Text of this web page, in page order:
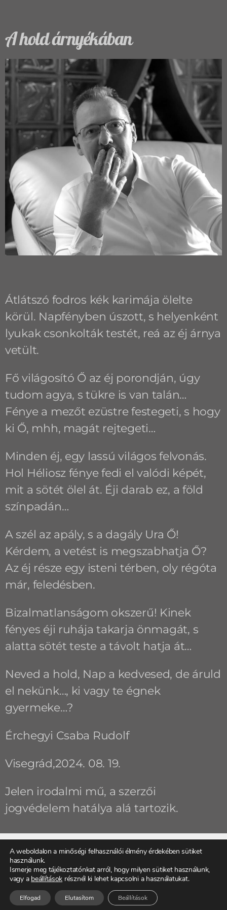
A hold árnyékában
Átlátszó fodros kék karimája ölelte
körül. Napfényben úszott, s helyenként
lyukak csonkolták testét, reá az éj árnya
vetült.
Fő világosító Ő az éj porondján, úgy
tudom agya, s tükre is van talán…
Fénye a mezőt ezüstre festegeti, s hogy
ki Ő, mhh, magát rejtegeti…
Minden éj, egy lassú világos felvonás.
Hol Héliosz fénye fedi el valódi képét,
mit a sötét ölel át. Éji darab ez, a föld
színpadán…
A szél az apály, s a dagály Ura Ő!
Kérdem, a vetést is megszabhatja Ő?
Az éj része egy isteni térben, oly régóta
már, feledésben.
Bizalmatlanságom okszerű! Kinek
fényes éji ruhája takarja önmagát, s
alatta sötét teste a távolt hatja át…
Neved a hold, Nap a kedvesed, de áruld
el nekünk…, ki vagy te égnek
gyermeke…?
Érchegyi Csaba Rudolf
Visegrád,2024. 08. 19.
Jelen irodalmi mű, a szerzői
jogvédelem hatálya alá tartozik.
ELŐZŐ
Egy illat virágai
KÖVETKEZŐ
Tisza tavi emlék
A weboldalon a minőségi felhasználói élmény érdekében sütiket
használunk.
Ismerje meg tájékoztatónkat arról, hogy milyen sütiket használunk,
vagy a beállítások résznél ki lehet kapcsolni a használatukat.
Elfogad Elutasítom Beállítások